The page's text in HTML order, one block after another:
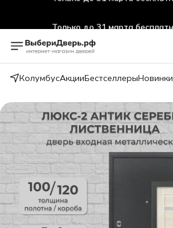
КолумбусАкцииБестселлерыНовинки